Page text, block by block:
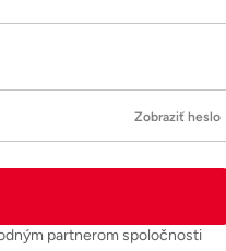
Zobraziť heslo
partnerom spoločnosti